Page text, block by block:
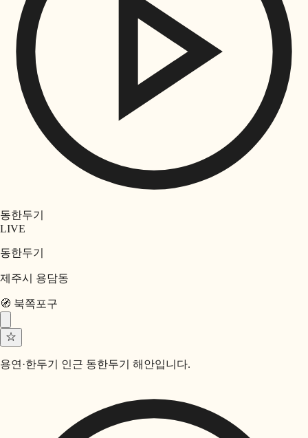
동한두기
LIVE
동한두기
제주시 용담동
🧭 북쪽포구
☆
용연·한두기 인근 동한두기 해안입니다.